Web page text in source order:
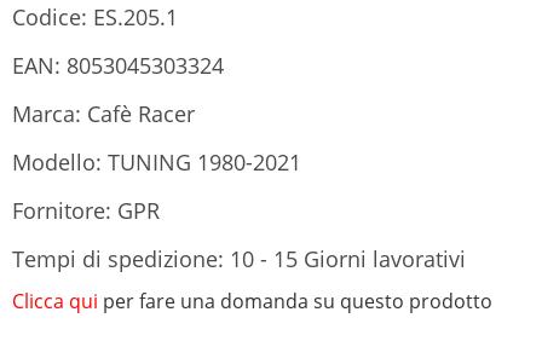
Codice: ES.205.1
EAN: 8053045303324
Marca: Cafè Racer
Modello: TUNING 1980-2021
Fornitore: GPR
Tempi di spedizione: 10 - 15 Giorni lavorativi
Clicca qui per fare una domanda su questo prodotto